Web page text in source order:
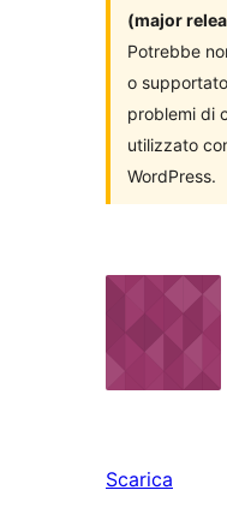
(major
Potrebbe
o
problemi di
utilizzato
WordPress.
Scarica